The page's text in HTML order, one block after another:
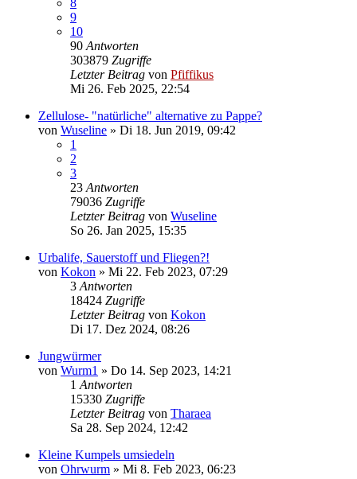
8
9
10
90 Antworten
303879 Zugriffe
Letzter Beitrag von Pfiffikus
Mi 26. Feb 2025, 22:54
Zellulose- "natürliche" alternative zu Pappe?
von Wuseline » Di 18. Jun 2019, 09:42
1
2
3
23 Antworten
79036 Zugriffe
Letzter Beitrag von Wuseline
So 26. Jan 2025, 15:35
Urbalife, Sauerstoff und Fliegen?!
von Kokon » Mi 22. Feb 2023, 07:29
3 Antworten
18424 Zugriffe
Letzter Beitrag von Kokon
Di 17. Dez 2024, 08:26
Jungwürmer
von Wurm1 » Do 14. Sep 2023, 14:21
1 Antworten
15330 Zugriffe
Letzter Beitrag von Tharaea
Sa 28. Sep 2024, 12:42
Kleine Kumpels umsiedeln
von Ohrwurm » Mi 8. Feb 2023, 06:23